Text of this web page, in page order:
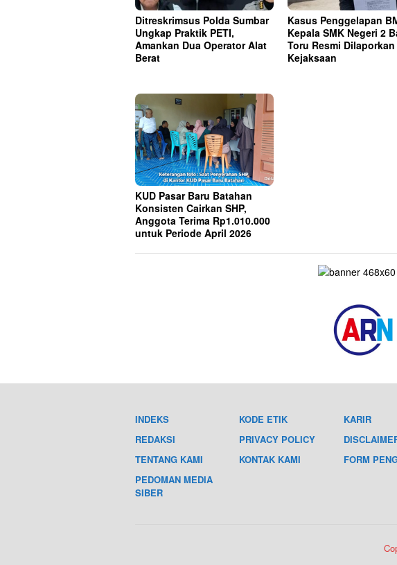
Ditreskrimsus Polda Sumbar
Ungkap Praktik PETI,
Amankan Dua Operator Alat
Berat
Kasus Penggelapan
Kepala SMK Negeri 2
Toru Resmi Dilaporkan
Kejaksaan
KUD Pasar Baru Batahan
Konsisten Cairkan SHP,
Anggota Terima Rp1.010.000
untuk Periode April 2026
INDEKS KODE ETIK
KARIR
REDAKSI
PRIVACY POLICY
TENTANG KAMI
KONTAK KAMI
FORM
PEDOMAN MEDIA
SIBER